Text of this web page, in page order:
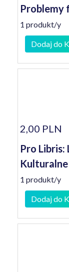
Problemy
1 produkt/y
Dodaj do
2,00 PLN
Pro Libris:
1 produkt/y
Dodaj do